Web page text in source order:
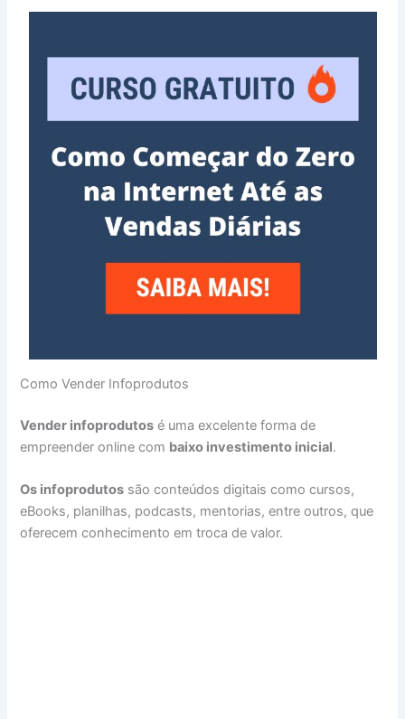
Como Vender Infoprodutos
Vender infoprodutos é uma excelente forma de
empreender online com baixo investimento inicial.
Os infoprodutos são conteúdos digitais como cursos,
eBooks, planilhas, podcasts, mentorias, entre outros, que
oferecem conhecimento em troca de valor.